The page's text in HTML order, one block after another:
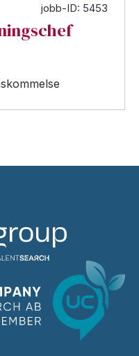
jobb-ID: 5453